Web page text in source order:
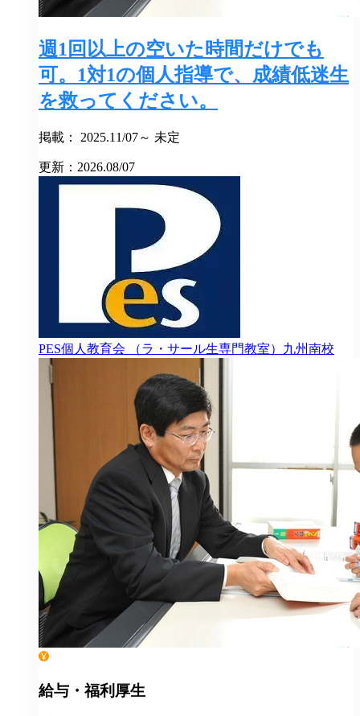
週1回以上の空いた時間だけでも
可。1対1の個人指導で、成績低迷生
を救ってください。
掲載： 2025.11/07～ 未定
更新：2026.08/07
PES個人教育会 （ラ・サール生専門教室）九州南校
給与・福利厚生